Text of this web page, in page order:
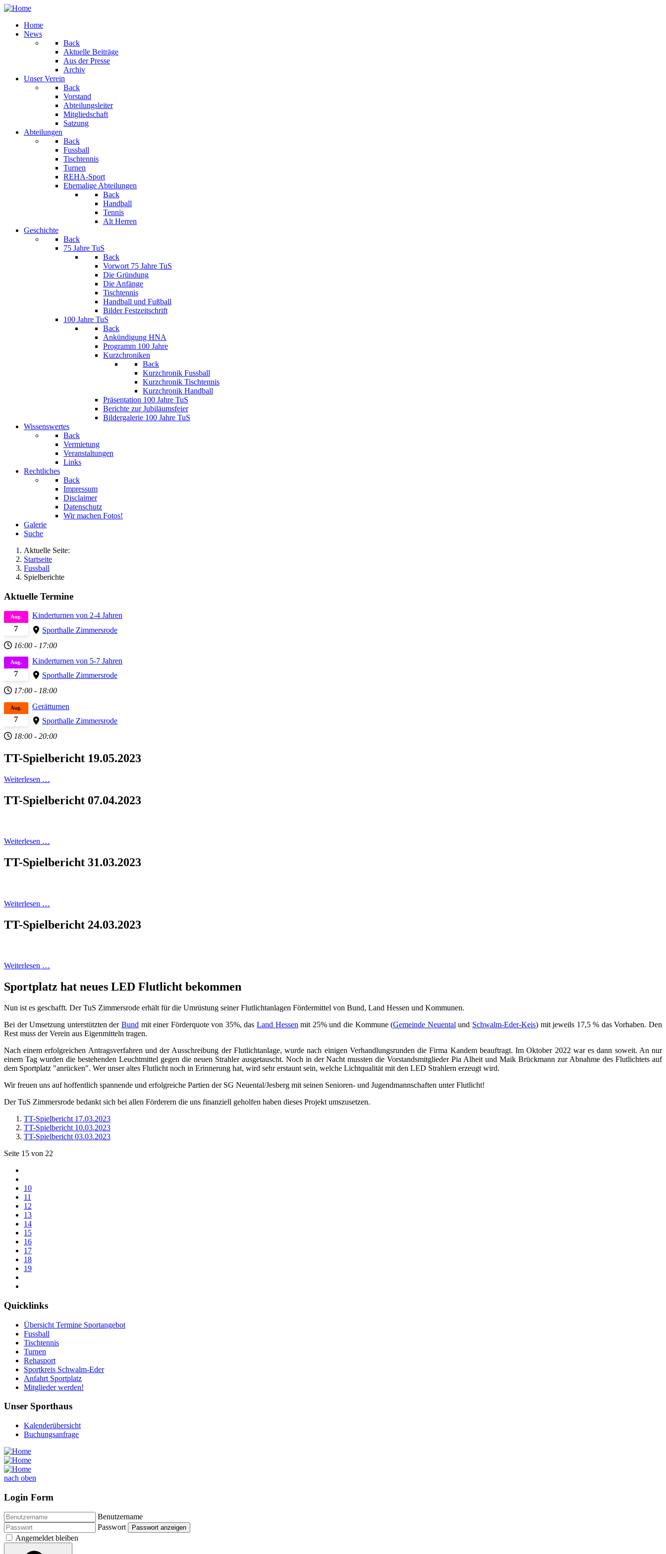
Home
News
Back
Aktuelle Beiträge
Aus der Presse
Archiv
Unser Verein
Back
Vorstand
Abteilungsleiter
Mitgliedschaft
Satzung
Abteilungen
Back
Fussball
Tischtennis
Turnen
REHA-Sport
Ehemalige Abteilungen
Back
Handball
Tennis
Alt Herren
Geschichte
Back
75 Jahre TuS
Back
Vorwort 75 Jahre TuS
Die Gründung
Die Anfänge
Tischtennis
Handball und Fußball
Bilder Festzeitschrift
100 Jahre TuS
Back
Ankündigung HNA
Programm 100 Jahre
Kurzchroniken
Back
Kurzchronik Fussball
Kurzchronik Tischtennis
Kurzchronik Handball
Präsentation 100 Jahre TuS
Berichte zur Jubiläumsfeier
Bildergalerie 100 Jahre TuS
Wissenswertes
Back
Vermietung
Veranstaltungen
Links
Rechtliches
Back
Impressum
Disclaimer
Datenschutz
Wir machen Fotos!
Galerie
Suche
Aktuelle Seite:
Startseite
Fussball
Spielberichte
Aktuelle Termine
7
Aug.
Kinderturnen von 2-4 Jahren
Sporthalle Zimmersrode
16:00 - 17:00
7
Aug.
Kinderturnen von 5-7 Jahren
Sporthalle Zimmersrode
17:00 - 18:00
7
Aug.
Gerätturnen
Sporthalle Zimmersrode
18:00 - 20:00
TT-Spielbericht 19.05.2023
Weiterlesen …
TT-Spielbericht 07.04.2023
Weiterlesen …
TT-Spielbericht 31.03.2023
Weiterlesen …
TT-Spielbericht 24.03.2023
Weiterlesen …
Sportplatz hat neues LED Flutlicht bekommen
Nun ist es geschafft. Der TuS Zimmersrode erhält für die Umrüstung seiner Flutlichtanlagen Fördermittel von Bund, Land Hessen und Kommunen.
Bei der Umsetzung unterstützten der Bund mit einer Förderquote von 35%, dasLand Hessen mit 25% und die Kommune (Gemeinde Neuental und Schwalm-Eder-Keis) mit jeweils 17,5 % das Vorhaben. Den
Rest muss der Verein aus Eigenmitteln tragen.
Nach einem erfolgreichen Antragsverfahren und der Ausschreibung der Flutlichtanlage, wurde nach einigen Verhandlungsrunden die Firma Kandem beauftragt. Im Oktober 2022 war es dann soweit. An nur
einem Tag wurden die bestehenden Leuchtmittel gegen die neuen Strahler ausgetauscht. Noch in der Nacht mussten die Vorstandsmitglieder Pia Alheit und Maik Brückmann zur Abnahme des Flutlichtets auf
dem Sportplatz "anrücken". Wer unser altes Flutlicht noch in Erinnerung hat, wird sehr erstaunt sein, welche Lichtqualität mit den LED Strahlern erzeugt wird.
Wir freuen uns auf hoffentlich spannende und erfolgreiche Partien der SG Neuental/Jesberg mit seinen Senioren- und Jugendmannschaften unter Flutlicht!
Der TuS Zimmersrode bedankt sich bei allen Förderern die uns finanziell geholfen haben dieses Projekt umszusetzen.
TT-Spielbericht 17.03.2023
TT-Spielbericht 10.03.2023
TT-Spielbericht 03.03.2023
Seite 15 von 22
10
11
12
13
14
15
16
17
18
19
Quicklinks
Übersicht Termine Sportangebot
Fussball
Tischtennis
Turnen
Rehasport
Sportkreis Schwalm-Eder
Anfahrt Sportplatz
Mitglieder werden!
Unser Sporthaus
Kalenderübersicht
Buchungsanfrage
nach oben
Login Form
Benutzername
Passwort
Passwort anzeigen
Angemeldet bleiben